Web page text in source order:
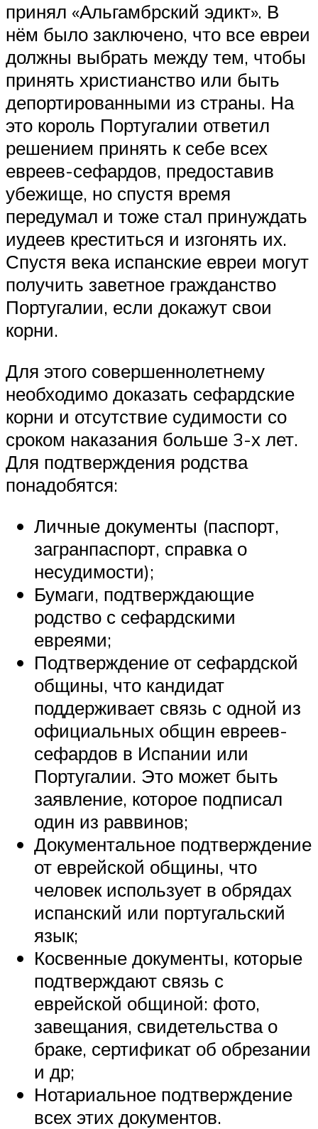
принял «Альгамбрский эдикт». В
нём было заключено, что все евреи
должны выбрать между тем, чтобы
принять христианство или быть
депортированными из страны. На
это король Португалии ответил
решением принять к себе всех
евреев-сефардов, предоставив
убежище, но спустя время
передумал и тоже стал принуждать
иудеев креститься и изгонять их.
Спустя века испанские евреи могут
получить заветное гражданство
Португалии, если докажут свои
корни.
Для этого совершеннолетнему
необходимо доказать сефардские
корни и отсутствие судимости со
сроком наказания больше 3-х лет.
Для подтверждения родства
понадобятся:
Личные документы (паспорт,
загранпаспорт, справка о
несудимости);
Бумаги, подтверждающие
родство с сефардскими
евреями;
Подтверждение от сефардской
общины, что кандидат
поддерживает связь с одной из
официальных общин евреев-
сефардов в Испании или
Португалии. Это может быть
заявление, которое подписал
один из раввинов;
Документальное подтверждение
от еврейской общины, что
человек использует в обрядах
испанский или португальский
язык;
Косвенные документы, которые
подтверждают связь с
еврейской общиной: фото,
завещания, свидетельства о
браке, сертификат об обрезании
и др;
Нотариальное подтверждение
всех этих документов.